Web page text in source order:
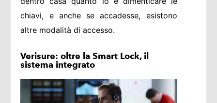
chiavi, e anche se accadesse, esistono
altre modalità di accesso.
Verisure: oltre la Smart Lock, il
sistema integrato